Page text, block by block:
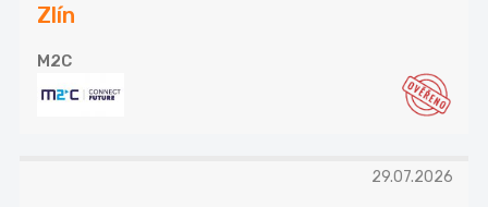
Zlín
M2C
29.07.2026